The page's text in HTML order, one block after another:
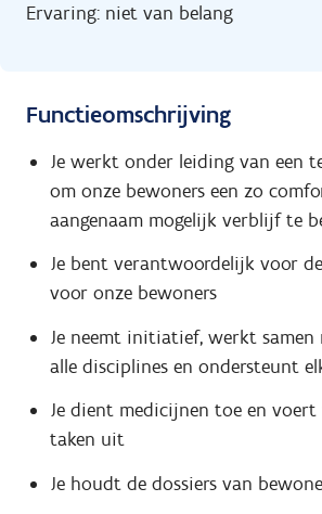
Ervaring: niet van belang
Functieomschrijving
Je werkt onder leiding van een
om onze bewoners een zo
aangenaam mogelijk verblijf te
Je bent verantwoordelijk voor
voor onze bewoners
Je neemt initiatief, werkt samen
alle disciplines en ondersteunt
Je dient medicijnen toe en voert
taken uit
Je houdt de dossiers van